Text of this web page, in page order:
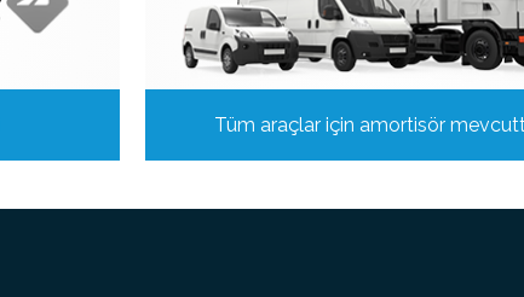
Tüm araçlar için amortisör